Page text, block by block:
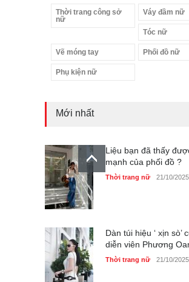
Thời trang công sở
nữ
Váy đầm nữ
Tóc nữ
Vẽ móng tay Phối đồ nữ
Phụ kiện nữ
Mới nhất
Liệu bạn đã thấy
mạnh của phối đồ ?
Thời trang nữ 21/10/2025
Dàn túi hiệu ‘ xịn sò’
diễn viên Phương
Thời trang nữ 21/10/2025